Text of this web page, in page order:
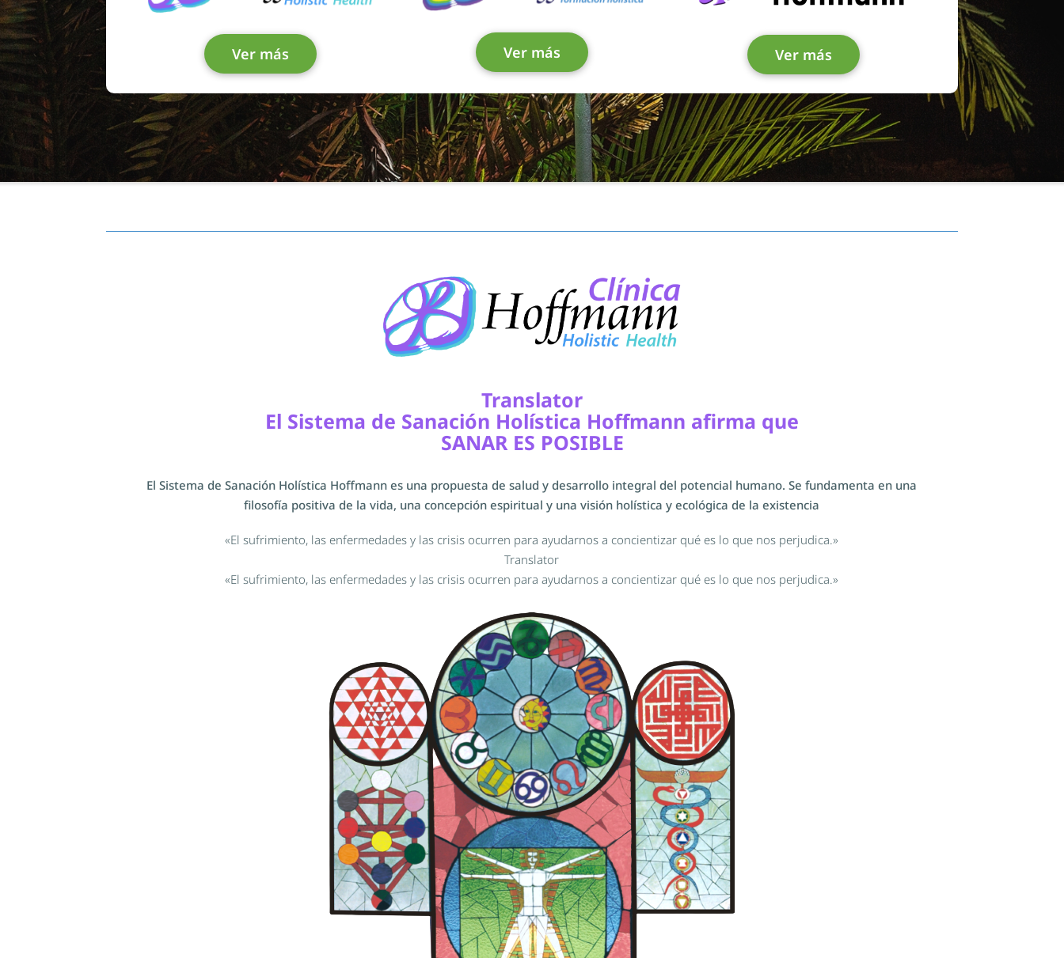
Ver más Ver más Ver más
Translator
El Sistema de Sanación Holística Hoffmann afirma que
SANAR ES POSIBLE
El Sistema de Sanación Holística Hoffmann es una propuesta de salud y desarrollo integral del potencial humano. Se fundamenta en una
filosofía positiva de la vida, una concepción espiritual y una visión holística y ecológica de la existencia
«El sufrimiento, las enfermedades y las crisis ocurren para ayudarnos a concientizar qué es lo que nos perjudica.»
Translator
«El sufrimiento, las enfermedades y las crisis ocurren para ayudarnos a concientizar qué es lo que nos perjudica.»